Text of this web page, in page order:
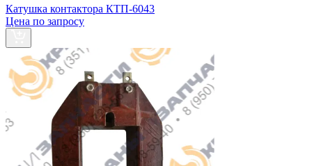
Катушка контактора КТП-6043
Цена по запросу